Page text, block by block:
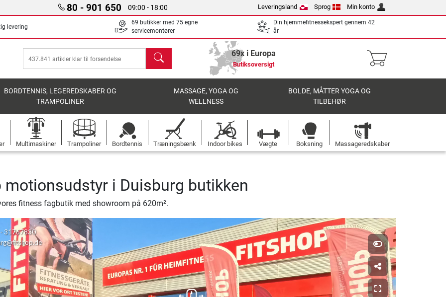
80 - 901 650 09:00 - 18:00 Leveringsland Sprog Min konto
levering
69 butikker med 75 egne
servicemontører
Din hjemmefitnessekspert gennem 42
år
søg 69x i Europa
Butiksoversigt
BORDTENNIS, LEGEREDSKABER OG
TRAMPOLINER
MASSAGE, YOGA OG
WELLNESS
BOLDE, MÅTTER YOGA OG
TILBEHØR
Multimaskiner Trampoliner Bordtennis Træningsbænk Indoor bikes Vægte Boksning Massageredskaber
motionsudstyr i Duisburg butikken
fitness fagbutik med showroom på 620m².